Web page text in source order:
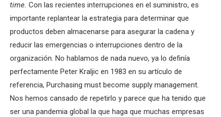
time. Con las recientes interrupciones en el suministro, es
importante replantear la estrategia para determinar que
productos deben almacenarse para asegurar la cadena y
reducir las emergencias o interrupciones dentro de la
organización. No hablamos de nada nuevo, ya lo definía
perfectamente Peter Kraljic en 1983 en su artículo de
referencia, Purchasing must become supply management.
Nos hemos cansado de repetirlo y parece que ha tenido que
ser una pandemia global la que haga que muchas empresas